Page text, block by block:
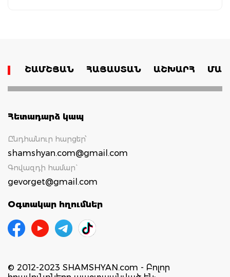
ՇԱՄՇՅԱՆ ՀԱՅԱՍՏԱՆ ԱՇԽԱՐՀ
Հետադարձ կապ
Ընդհանուր հարցեր՝
shamshyan.com@gmail.com
Գովազդի համար`
gevorget@gmail.com
Օգտակար հղումներ
© 2012-2023 SHAMSHYAN.com - Բոլոր